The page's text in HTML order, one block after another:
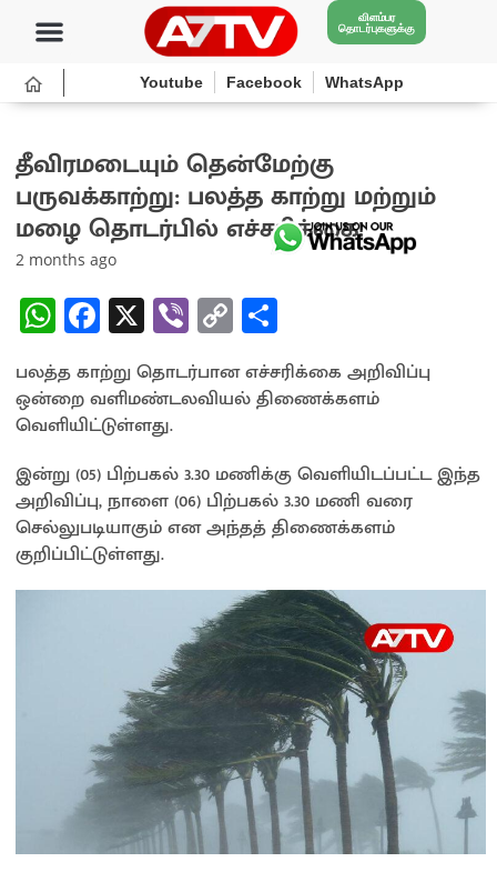
விளம்பர
தொடர்புகளுக்கு
Youtube Facebook WhatsApp
தீவிரமடையும் தென்மேற்கு
பருவக்காற்று: பலத்த காற்று மற்றும்
மழை தொடர்பில் எச்சரிக்கை!
2 months ago
W
h
at
sA
p
p
Fa
ce
b
o
o
k
X Vi
b
er
C
o
py
Li
n
k
h
ar
e
பலத்த காற்று தொடர்பான எச்சரிக்கை அறிவிப்பு
ஒன்றை வளிமண்டலவியல் திணைக்களம்
வெளியிட்டுள்ளது.
இன்று (05) பிற்பகல் 3.30 மணிக்கு வெளியிடப்பட்ட இந்த
அறிவிப்பு, நாளை (06) பிற்பகல் 3.30 மணி வரை
செல்லுபடியாகும் என அந்தத் திணைக்களம்
குறிப்பிட்டுள்ளது.